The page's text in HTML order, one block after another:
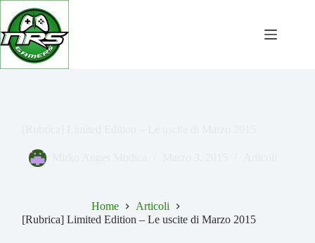
Salta
contenuto
Home
Articoli
[Rubrica] Limited Edition – Le uscite di Marzo 2015